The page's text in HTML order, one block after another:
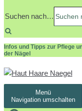
Suchen nach…
Infos und Tipps zur Pflege
der Nägel
Menü
Navigation umschalten